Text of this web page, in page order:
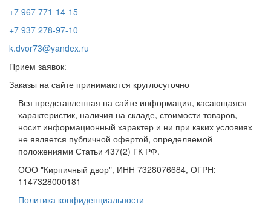
+7 967 771-14-15
+7 937 278-97-10
k.dvor73@yandex.ru
Прием заявок:
Заказы на сайте принимаются круглосуточно
Вся представленная на сайте информация, касающаяся
характеристик, наличия на складе, стоимости товаров,
носит информационный характер и ни при каких условиях
не является публичной офертой, определяемой
положениями Статьи 437(2) ГК РФ.
ООО "Кирпичный двор", ИНН 7328076684, ОГРН:
1147328000181
Политика конфиденциальности